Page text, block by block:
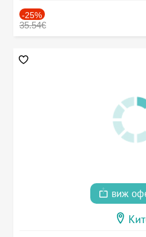
-25%
35.54€
виж